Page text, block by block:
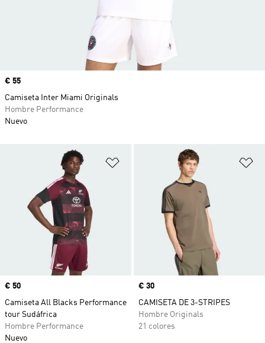
Añadir a la lista de deseos
Precio
€ 50
Camiseta All Blacks Performance
tour Sudáfrica
Hombre Performance
Nuevo
Precio
€ 30
CAMISETA DE 3-STRIPES
Hombre Originals
21 colores
Precio
€ 55
Camiseta Inter Miami Originals
Hombre Performance
Nuevo